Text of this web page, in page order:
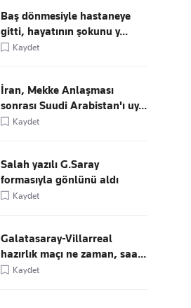
Baş dönmesiyle hastaneye
gitti, hayatının şokunu y...
Kaydet
İran, Mekke Anlaşması
sonrası Suudi Arabistan'ı uy...
Kaydet
Salah yazılı G.Saray
formasıyla gönlünü aldı
Kaydet
Galatasaray-Villarreal
hazırlık maçı ne zaman, saa...
Kaydet